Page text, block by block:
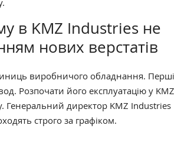
в KMZ Industries не
нових верстатів
виробничого обладнання. Перші
Розпочати його експлуатацію у KMZ
Генеральний директор KMZ Industries
строго за графіком.